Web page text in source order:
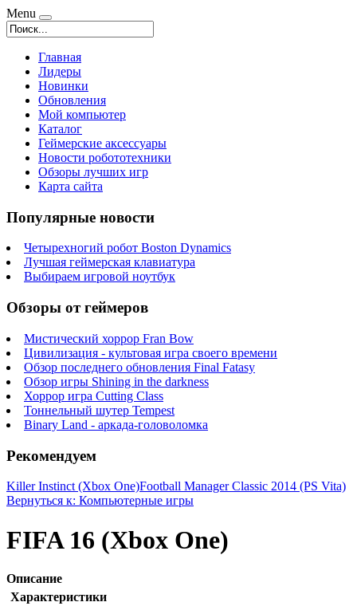
Menu
Главная
Лидеры
Новинки
Обновления
Мой компьютер
Каталог
Геймерские аксессуары
Новости робототехники
Обзоры лучших игр
Карта сайта
Популярные новости
Четырехногий робот Boston Dynamics
Лучшая геймерская клавиатура
Выбираем игровой ноутбук
Обзоры от геймеров
Мистический хоррор Fran Bow
Цивилизация - культовая игра своего времени
Обзор последнего обновления Final Fatasy
Обзор игры Shining in the darkness
Хоррор игра Cutting Class
Тоннельный шутер Tempest
Binary Land - аркада-головоломка
Рекомендуем
Killer Instinct (Xbox One)Football Manager Classic 2014 (PS Vita)
Вернуться к: Компьютерные игры
FIFA 16 (Xbox One)
Описание
Характеристики